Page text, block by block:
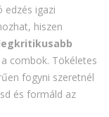
edzés igazi
hiszen
combok. Tökéletes
fogyni szeretnél
és formáld az